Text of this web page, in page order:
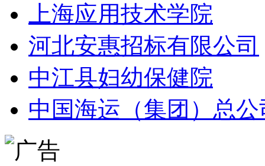
上海应用技术学院
河北安惠招标有限公司
中江县妇幼保健院
中国海运（集团）总公